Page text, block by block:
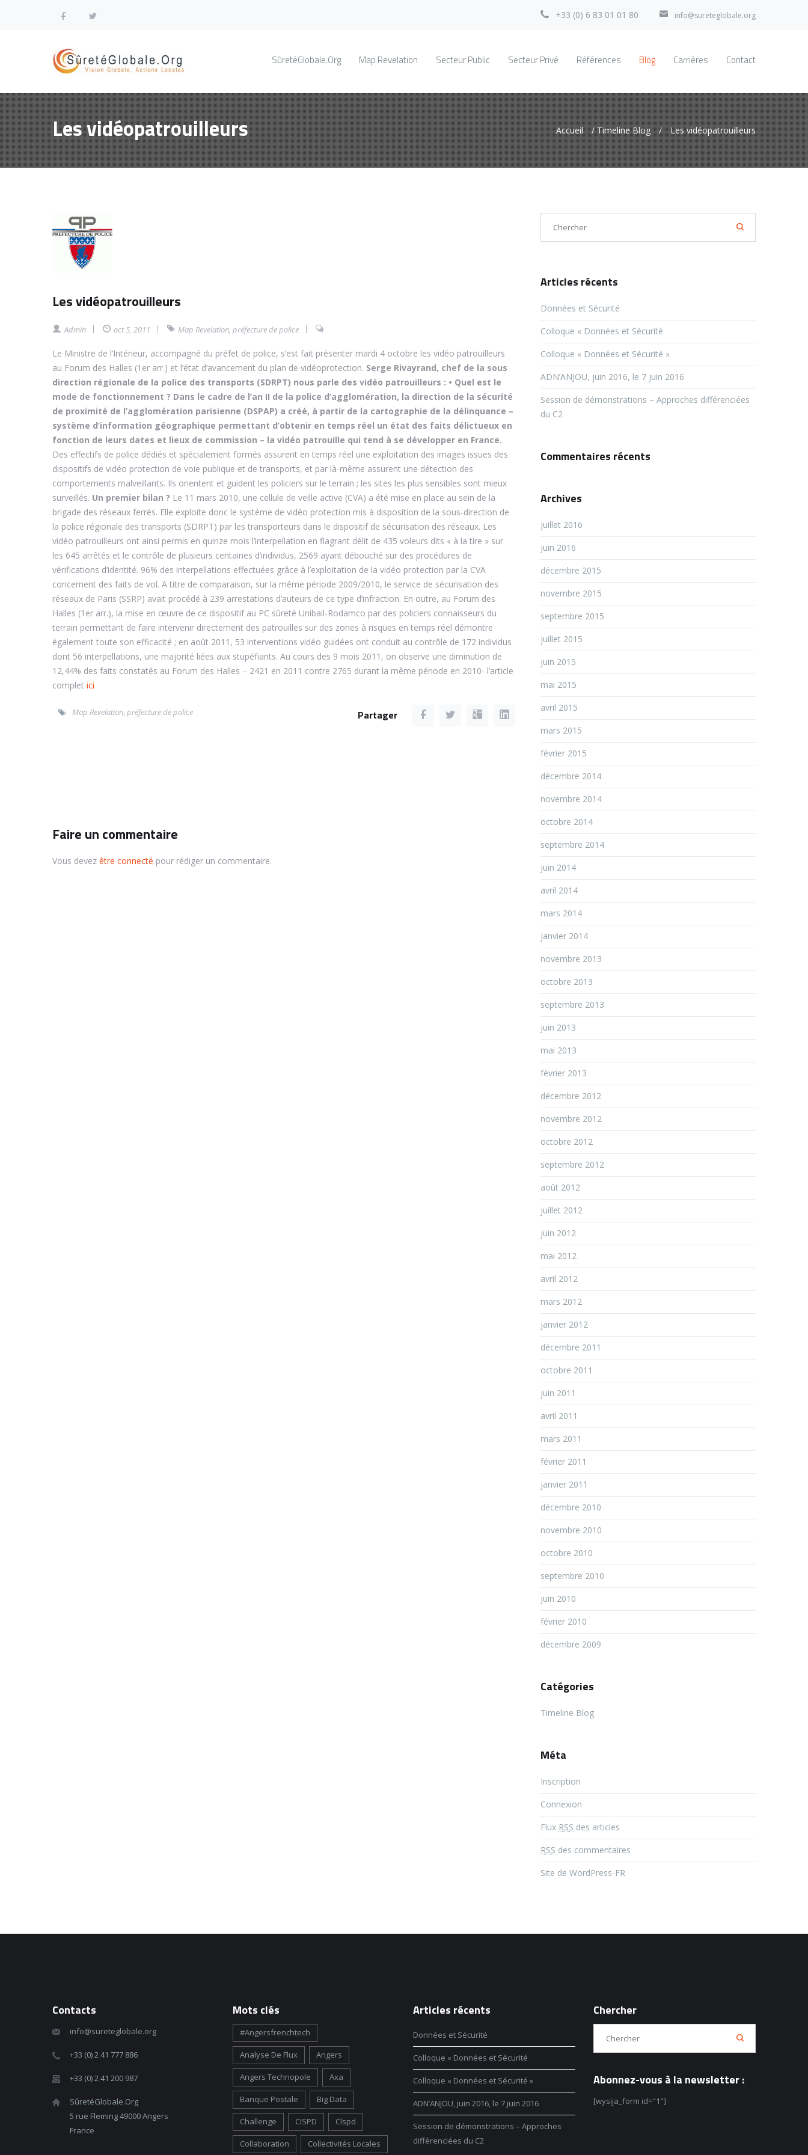
+33 (0) 6 83 01 01 80 info@sureteglobale.org
SûretéGlobale.Org Map Revelation Secteur Public Secteur Privé Références Blog Carrières Contact
Les vidéopatrouilleurs Accueil /Timeline Blog / Les vidéopatrouilleurs
Les vidéopatrouilleurs
Admin oct 5, 2011 Map Revelation, préfecture de police
Le Ministre de l’Intérieur, accompagné du préfet de police, s’est fait présenter mardi 4 octobre les vidéo patrouilleurs
au Forum des Halles (1er arr.) et l’état d’avancement du plan de vidéoprotection. Serge Rivayrand, chef de la sous
direction régionale de la police des transports (SDRPT) nous parle des vidéo patrouilleurs : • Quel est le
mode de fonctionnement ? Dans le cadre de l’an II de la police d’agglomération, la direction de la sécurité
de proximité de l’agglomération parisienne (DSPAP) a créé, à partir de la cartographie de la délinquance –
système d’information géographique permettant d’obtenir en temps réel un état des faits délictueux en
fonction de leurs dates et lieux de commission – la vidéo patrouille qui tend à se développer en France.
Des effectifs de police dédiés et spécialement formés assurent en temps réel une exploitation des images issues des
dispositifs de vidéo protection de voie publique et de transports, et par là-même assurent une détection des
comportements malveillants. Ils orientent et guident les policiers sur le terrain ; les sites les plus sensibles sont mieux
surveillés. Un premier bilan ? Le 11 mars 2010, une cellule de veille active (CVA) a été mise en place au sein de la
brigade des réseaux ferrés. Elle exploite donc le système de vidéo protection mis à disposition de la sous-direction de
la police régionale des transports (SDRPT) par les transporteurs dans le dispositif de sécurisation des réseaux. Les
vidéo patrouilleurs ont ainsi permis en quinze mois l’interpellation en flagrant délit de 435 voleurs dits « à la tire » sur
les 645 arrêtés et le contrôle de plusieurs centaines d’individus, 2569 ayant débouché sur des procédures de
vérifications d’identité. 96% des interpellations effectuées grâce à l’exploitation de la vidéo protection par la CVA
concernent des faits de vol. A titre de comparaison, sur la même période 2009/2010, le service de sécurisation des
réseaux de Paris (SSRP) avait procédé à 239 arrestations d’auteurs de ce type d’infraction. En outre, au Forum des
Halles (1er arr.), la mise en œuvre de ce dispositif au PC sûreté Unibail-Rodamco par des policiers connaisseurs du
terrain permettant de faire intervenir directement des patrouilles sur des zones à risques en temps réel démontre
également toute son efficacité ; en août 2011, 53 interventions vidéo guidées ont conduit au contrôle de 172 individus
dont 56 interpellations, une majorité liées aux stupéfiants. Au cours des 9 mois 2011, on observe une diminution de
12,44% des faits constatés au Forum des Halles – 2421 en 2011 contre 2765 durant la même période en 2010- l’article
complet ici
Map Revelation,préfecture de police Partager
Faire un commentaire
Vous devez être connecté pour rédiger un commentaire.
Articles récents
Données et Sécurité
Colloque « Données et Sécurité
Colloque « Données et Sécurité »
ADN’ANJOU, juin 2016, le 7 juin 2016
Session de démonstrations – Approches différenciées
du C2
Commentaires récents
Archives
juillet 2016
juin 2016
décembre 2015
novembre 2015
septembre 2015
juillet 2015
juin 2015
mai 2015
avril 2015
mars 2015
février 2015
décembre 2014
novembre 2014
octobre 2014
septembre 2014
juin 2014
avril 2014
mars 2014
janvier 2014
novembre 2013
octobre 2013
septembre 2013
juin 2013
mai 2013
février 2013
décembre 2012
novembre 2012
octobre 2012
septembre 2012
août 2012
juillet 2012
juin 2012
mai 2012
avril 2012
mars 2012
janvier 2012
décembre 2011
octobre 2011
juin 2011
avril 2011
mars 2011
février 2011
janvier 2011
décembre 2010
novembre 2010
octobre 2010
septembre 2010
juin 2010
février 2010
décembre 2009
Catégories
Timeline Blog
Méta
Inscription
Connexion
Flux RSS des articles
RSS des commentaires
Site de WordPress-FR
Contacts
info@sureteglobale.org
+33 (0) 2 41 777 886
+33 (0) 2 41 200 987
SûretéGlobale.Org
5 rue Fleming 49000 Angers
France
Mots clés
#angersfrenchtech
Analyse De Flux Angers
Angers Technopole Axa
Banque Postale Big Data
Challenge CISPD Clspd
Collaboration Collectivités Locales
Articles récents
Données et Sécurité
Colloque « Données et Sécurité
Colloque « Données et Sécurité »
ADN’ANJOU, juin 2016, le 7 juin 2016
Session de démonstrations – Approches
différenciées du C2
Chercher
Abonnez-vous à la newsletter :
[wysija_form id="1"]